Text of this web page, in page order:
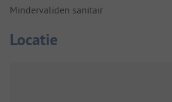
Mindervaliden sanitair
Locatie